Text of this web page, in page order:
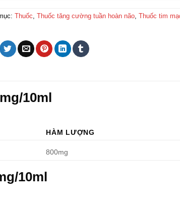
Thuốc, Thuốc tăng cường tuần hoàn não, Thuốc tim
10ml
HÀM LƯỢNG
800mg
10ml